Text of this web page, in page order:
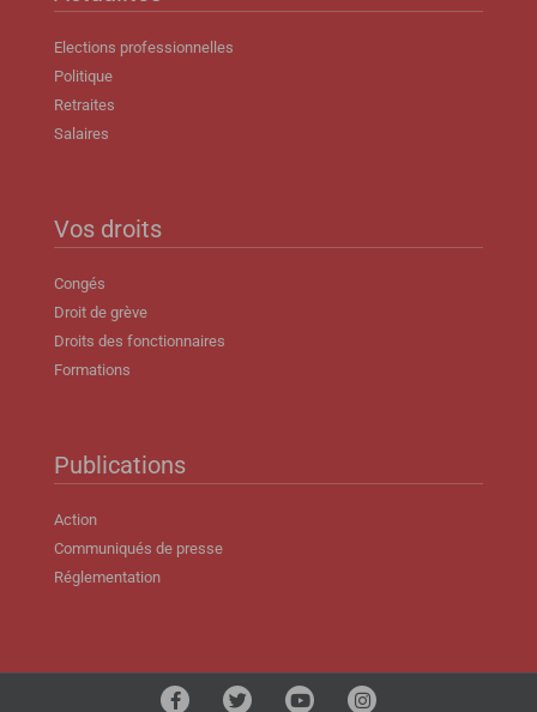
Elections professionnelles
Politique
Retraites
Salaires
Vos droits
Congés
Droit de grève
Droits des fonctionnaires
Formations
Publications
Action
Communiqués de presse
Réglementation